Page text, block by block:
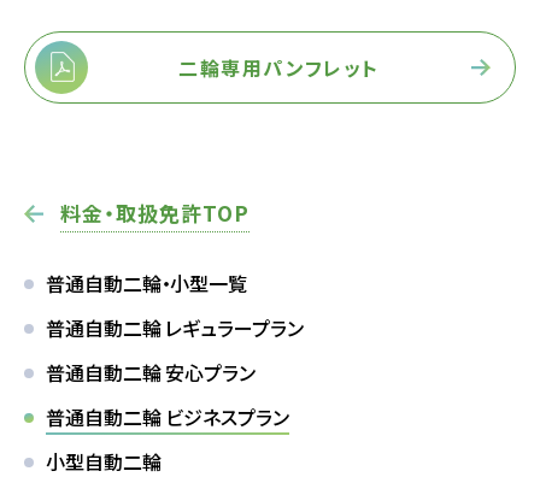
教習中の方
笹丘校の方
笹丘校バスコース
花畑校バスコース
バスのり
料金・取扱免許TOP
普通自動二輪・小型一覧
普通自動二輪 レギュラープラン
普通自動二輪 安心プラン
普通自動二輪 ビジネスプラン
小型自動二輪
二輪専用パンフレット